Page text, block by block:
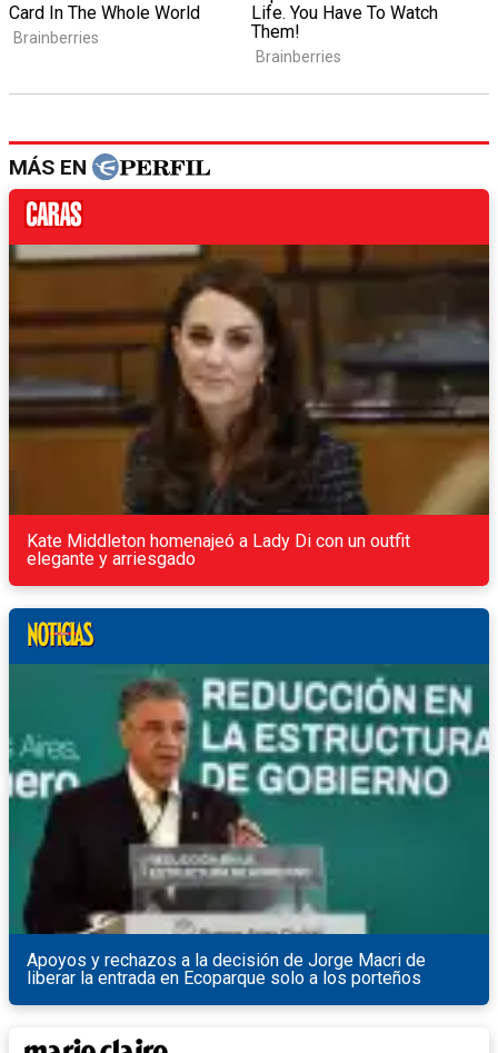
MÁS EN
Kate Middleton homenajeó a Lady Di con un outfit
elegante y arriesgado
Apoyos y rechazos a la decisión de Jorge Macri de
liberar la entrada en Ecoparque solo a los porteños